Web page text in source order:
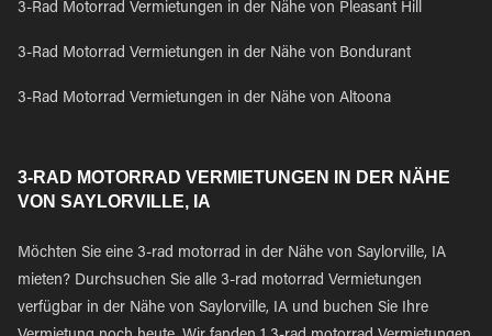
3-Rad Motorrad Vermietungen in der Nähe von Pleasant Hill
3-Rad Motorrad Vermietungen in der Nähe von Bondurant
3-Rad Motorrad Vermietungen in der Nähe von Altoona
3-RAD MOTORRAD VERMIETUNGEN IN DER NÄHE
VON SAYLORVILLE, IA
Möchten Sie eine 3-rad motorrad in der Nähe von Saylorville, IA
mieten? Durchsuchen Sie alle 3-rad motorrad Vermietungen
verfügbar in der Nähe von Saylorville, IA und buchen Sie Ihre